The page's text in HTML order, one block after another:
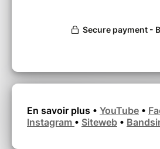
ROCK&FOLK
En savoir plus • YouTube •
Instagram • Siteweb •